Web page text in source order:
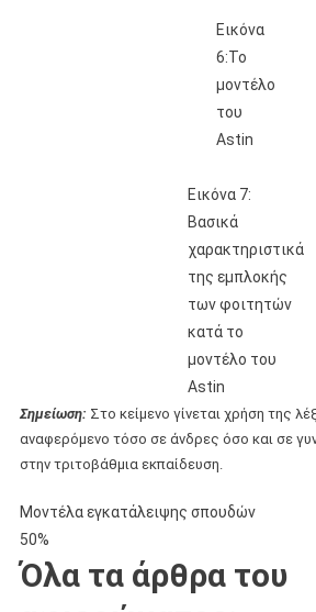
Εικόνα
6:Το
μοντέλο
του
Astin
Εικόνα 7:
Βασικά
χαρακτηριστικά
της εμπλοκής
των φοιτητών
κατά το
μοντέλο του
Astin
Σημείωση: Στο κείμενο γίνεται χρήση της
αναφερόμενο τόσο σε άνδρες όσο και σε
στην τριτοβάθμια εκπαίδευση.
Μοντέλα εγκατάλειψης σπουδών
50%
Όλα τα άρθρα του